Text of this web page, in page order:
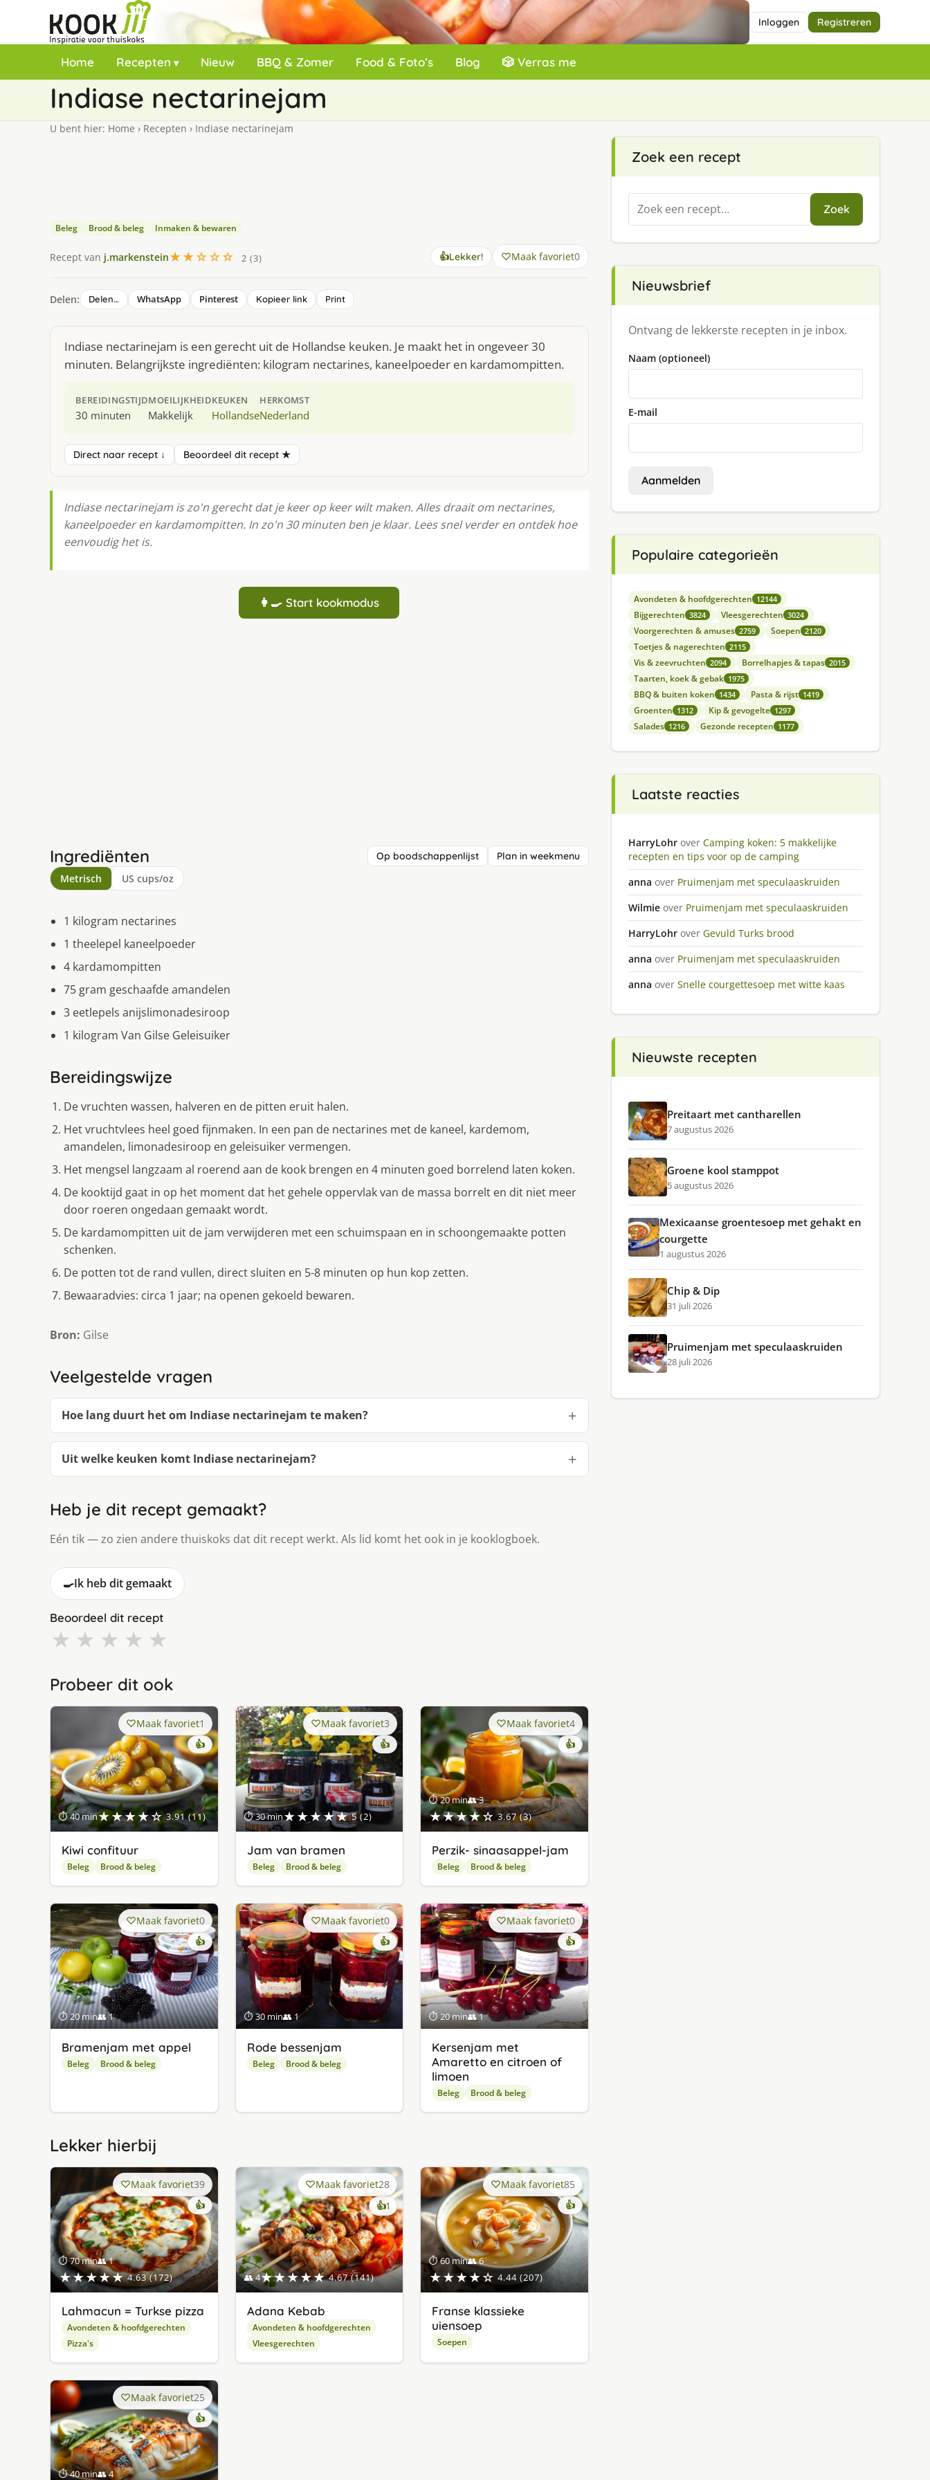
Inloggen Registreren
Home Recepten Nieuw BBQ & Zomer Food & Foto’s Blog 🎲 Verras me
Indiase nectarinejam
U bent hier: Home › Recepten › Indiase nectarinejam
Beleg Brood & beleg Inmaken & bewaren
Recept van j.markenstein★★☆☆☆ 2 (3) 👍Lekker! Maak favoriet0
Delen: Delen… WhatsApp Pinterest Kopieer link Print
Indiase nectarinejam is een gerecht uit de Hollandse keuken. Je maakt het in ongeveer 30
minuten. Belangrijkste ingrediënten: kilogram nectarines, kaneelpoeder en kardamompitten.
BEREIDINGSTIJD
30 minuten
MOEILIJKHEID
Makkelijk
KEUKEN
Hollandse
HERKOMST
Nederland
Direct naar recept ↓ Beoordeel dit recept ★
Indiase nectarinejam is zo'n gerecht dat je keer op keer wilt maken. Alles draait om nectarines,
kaneelpoeder en kardamompitten. In zo'n 30 minuten ben je klaar. Lees snel verder en ontdek hoe
eenvoudig het is.
👩‍🍳 Start kookmodus
Ingrediënten Op boodschappenlijst Plan in weekmenu
Metrisch US cups/oz
1 kilogram nectarines
1 theelepel kaneelpoeder
4 kardamompitten
75 gram geschaafde amandelen
3 eetlepels anijslimonadesiroop
1 kilogram Van Gilse Geleisuiker
Bereidingswijze
De vruchten wassen, halveren en de pitten eruit halen.
Het vruchtvlees heel goed fijnmaken. In een pan de nectarines met de kaneel, kardemom,
amandelen, limonadesiroop en geleisuiker vermengen.
Het mengsel langzaam al roerend aan de kook brengen en 4 minuten goed borrelend laten koken.
De kooktijd gaat in op het moment dat het gehele oppervlak van de massa borrelt en dit niet meer
door roeren ongedaan gemaakt wordt.
De kardamompitten uit de jam verwijderen met een schuimspaan en in schoongemaakte potten
schenken.
De potten tot de rand vullen, direct sluiten en 5-8 minuten op hun kop zetten.
Bewaaradvies: circa 1 jaar; na openen gekoeld bewaren.
Bron: Gilse
Veelgestelde vragen
Hoe lang duurt het om Indiase nectarinejam te maken?
Uit welke keuken komt Indiase nectarinejam?
Heb je dit recept gemaakt?
Eén tik — zo zien andere thuiskoks dat dit recept werkt. Als lid komt het ook in je kooklogboek.
🍳Ik heb dit gemaakt
Beoordeel dit recept
★ ★ ★ ★ ★
Probeer dit ook
⏱ 40 min★★★★☆ 3.91 (11)
Maak favoriet1
👍
Kiwi confituur
Beleg Brood & beleg
⏱ 30 min★★★★★ 5 (2)
Maak favoriet3
👍
Jam van bramen
Beleg Brood & beleg
⏱ 20 min👥 3
★★★★☆ 3.67 (3)
Maak favoriet4
👍
Perzik- sinaasappel-jam
Beleg Brood & beleg
⏱ 20 min👥 1
Maak favoriet0
👍
Bramenjam met appel
Beleg Brood & beleg
⏱ 30 min👥 1
Maak favoriet0
👍
Rode bessenjam
Beleg Brood & beleg
⏱ 20 min👥 1
Maak favoriet0
👍
Kersenjam met
Amaretto en citroen of
limoen
Beleg Brood & beleg
Lekker hierbij
⏱ 70 min👥 1
★★★★★ 4.63 (172)
Maak favoriet39
👍
Lahmacun = Turkse pizza
Avondeten & hoofdgerechten
Pizza's
👥 4★★★★★ 4.67 (141)
Maak favoriet28
👍1 keer
lekker
gevonden
Adana Kebab
Avondeten & hoofdgerechten
Vleesgerechten
⏱ 60 min👥 6
★★★★☆ 4.44 (207)
Maak favoriet85
👍
Franse klassieke
uiensoep
Soepen
⏱ 40 min👥 4
Maak favoriet25
👍
Zoek een recept
Zoeken
naar:
Zoek
Nieuwsbrief
Ontvang de lekkerste recepten in je inbox.
Naam (optioneel)
E-mail
Aanmelden
Populaire categorieën
Avondeten & hoofdgerechten 12144
Bijgerechten 3824 Vleesgerechten 3024
Voorgerechten & amuses 2759 Soepen 2120
Toetjes & nagerechten 2115
Vis & zeevruchten 2094 Borrelhapjes & tapas 2015
Taarten, koek & gebak 1975
BBQ & buiten koken 1434 Pasta & rijst 1419
Groenten 1312 Kip & gevogelte 1297
Salades 1216 Gezonde recepten 1177
Laatste reacties
HarryLohr over Camping koken: 5 makkelijke
recepten en tips voor op de camping
anna over Pruimenjam met speculaaskruiden
Wilmie over Pruimenjam met speculaaskruiden
HarryLohr over Gevuld Turks brood
anna over Pruimenjam met speculaaskruiden
anna over Snelle courgettesoep met witte kaas
Nieuwste recepten
Preitaart met cantharellen
7 augustus 2026
Groene kool stamppot
5 augustus 2026
Mexicaanse groentesoep met gehakt en
courgette
1 augustus 2026
Chip & Dip
31 juli 2026
Pruimenjam met speculaaskruiden
28 juli 2026